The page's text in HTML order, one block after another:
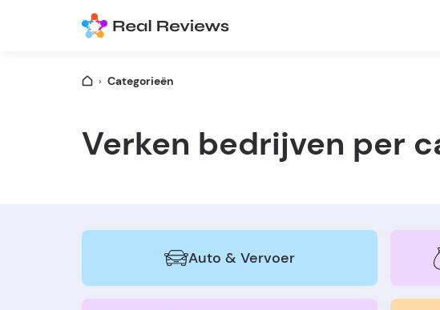
Categorieën
Verken bedrijven per
Auto & Vervoer